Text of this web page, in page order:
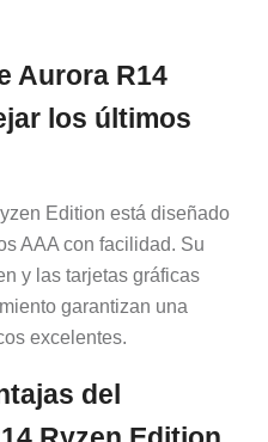
Aurora R14
los últimos
Edition está diseñado
AAA con facilidad. Su
y las tarjetas gráficas
garantizan una
excelentes.
del